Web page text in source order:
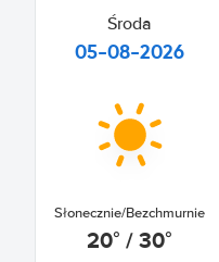
Środa
05-08-2026
Słonecznie/Bezchmurnie
20° / 30°